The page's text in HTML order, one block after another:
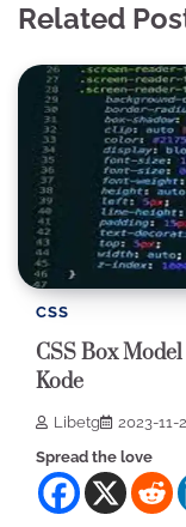
Related
CSS
CSS Box
Kode
Libetg 2023-11-
Spread the love